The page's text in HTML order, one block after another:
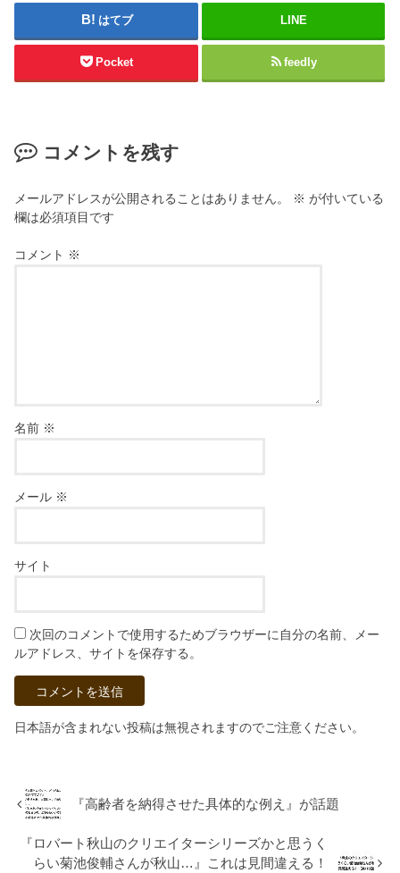
はてブ LINE
Pocket feedly
コメントを残す
メールアドレスが公開されることはありません。 ※ が付いている
欄は必須項目です
コメント ※
名前 ※
メール ※
サイト
次回のコメントで使用するためブラウザーに自分の名前、メー
ルアドレス、サイトを保存する。
日本語が含まれない投稿は無視されますのでご注意ください。
『高齢者を納得させた具体的な例え』が話題
『ロバート秋山のクリエイターシリーズかと思うく
らい菊池俊輔さんが秋山…』これは見間違える！